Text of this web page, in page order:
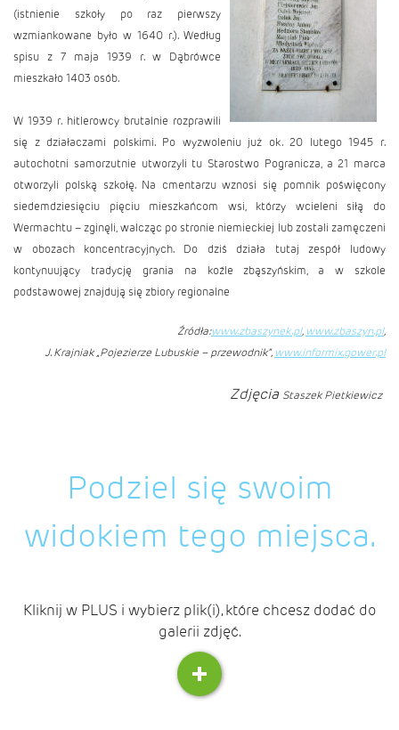
(istnienie szkoły po raz pierwszy
wzmiankowane było w 1640 r.). Według
spisu z 7 maja 1939 r. w Dąbrówce
mieszkało 1403 osób.
W 1939 r. hitlerowcy brutalnie rozprawili
się z działaczami polskimi. Po wyzwoleniu już ok. 20 lutego 1945 r.
autochotni samorzutnie utworzyli tu Starostwo Pogranicza, a 21 marca
otworzyli polską szkołę. Na cmentarzu wznosi się pomnik poświęcony
siedemdziesięciu pięciu mieszkańcom wsi, którzy wcieleni siłą do
Wermachtu – zginęli, walcząc po stronie niemieckiej lub zostali zamęczeni
w obozach koncentracyjnych. Do dziś działa tutaj zespół ludowy
kontynuujący tradycję grania na koźle zbąszyńskim, a w szkole
podstawowej znajdują się zbiory regionalne
Źródła:www.zbaszynek.pl, www.zbaszyn.pl,
J. Krajniak „Pojezierze Lubuskie – przewodnik”, www.informix.gower.pl
Zdjęcia Staszek Pietkiewicz
Podziel się swoim
widokiem tego miejsca.
Kliknij w PLUS i wybierz plik(i), które chcesz dodać do
galerii zdjęć.